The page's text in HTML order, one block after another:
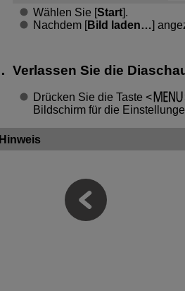
Wählen Sie [Start].
Nachdem [Bild laden…]
Verlassen Sie die
Drücken Sie die Taste
Bildschirm für die
Hinweis